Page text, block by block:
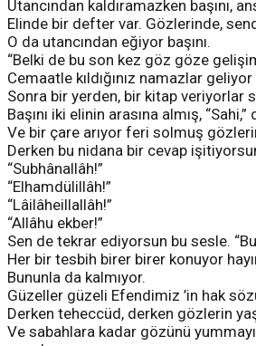
Utancından kaldıramazken başını,
Elinde bir defter var. Gözlerinde,
O da utancından eğiyor başını.
“Belki de bu son kez göz göze
Cemaatle kıldığınız namazlar
Sonra bir yerden, bir kitap veriyorlar
Başını iki elinin arasına almış,
Ve bir çare arıyor feri solmuş
Derken bu nidana bir cevap
“Subhânallâh!”
“Elhamdülillâh!”
“Lâilâheillallâh!”
“Allâhu ekber!”
Sen de tekrar ediyorsun bu sesle.
Her bir tesbih birer birer konuyor
Bununla da kalmıyor.
Güzeller güzeli Efendimiz ’in hak
Derken teheccüd, derken gözlerin
Ve sabahlara kadar gözünü